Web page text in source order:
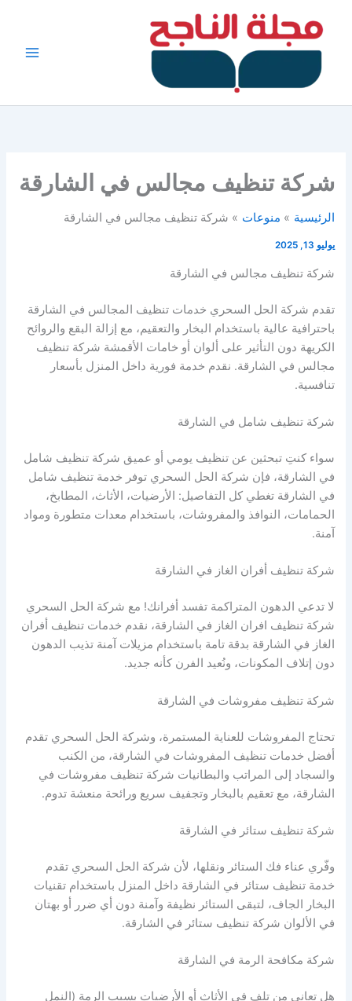
شركة تنظيف مجالس في الشارقة
الرئيسية منوعات شركة تنظيف مجالس في الشارقة
يوليو 13, 2025
شركة تنظيف مجالس في الشارقة
تقدم شركة الحل السحري خدمات تنظيف المجالس في الشارقة
باحترافية عالية باستخدام البخار والتعقيم، مع إزالة البقع والروائح
الكريهة دون التأثير على ألوان أو خامات الأقمشة شركة تنظيف
مجالس في الشارقة. نقدم خدمة فورية داخل المنزل بأسعار
تنافسية.
شركة تنظيف شامل في الشارقة
سواء كنتِ تبحثين عن تنظيف يومي أو عميق شركة تنظيف شامل
في الشارقة، فإن شركة الحل السحري توفر خدمة تنظيف شامل
في الشارقة تغطي كل التفاصيل: الأرضيات، الأثاث، المطابخ،
الحمامات، النوافذ والمفروشات، باستخدام معدات متطورة ومواد
آمنة.
شركة تنظيف أفران الغاز في الشارقة
لا تدعي الدهون المتراكمة تفسد أفرانك! مع شركة الحل السحري
شركة تنظيف افران الغاز في الشارقة، نقدم خدمات تنظيف أفران
الغاز في الشارقة بدقة تامة باستخدام مزيلات آمنة تذيب الدهون
دون إتلاف المكونات، ونُعيد الفرن كأنه جديد.
شركة تنظيف مفروشات في الشارقة
تحتاج المفروشات للعناية المستمرة، وشركة الحل السحري تقدم
أفضل خدمات تنظيف المفروشات في الشارقة، من الكنب
والسجاد إلى المراتب والبطانيات شركة تنظيف مفروشات في
الشارقة، مع تعقيم بالبخار وتجفيف سريع ورائحة منعشة تدوم.
شركة تنظيف ستائر في الشارقة
وفّري عناء فك الستائر ونقلها، لأن شركة الحل السحري تقدم
خدمة تنظيف ستائر في الشارقة داخل المنزل باستخدام تقنيات
البخار الجاف، لتبقى الستائر نظيفة وآمنة دون أي ضرر أو بهتان
في الألوان شركة تنظيف ستائر في الشارقة.
شركة مكافحة الرمة في الشارقة
هل تعاني من تلف في الأثاث أو الأرضيات بسبب الرمة (النمل